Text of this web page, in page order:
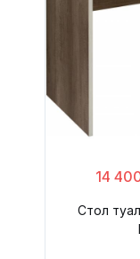
14
Стол